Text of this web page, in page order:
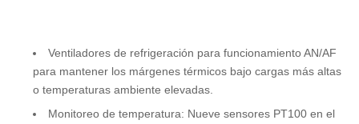
Ventiladores de refrigeración para funcionamiento AN/AF
para mantener los márgenes térmicos bajo cargas más altas
o temperaturas ambiente elevadas.
Monitoreo de temperatura: Nueve sensores PT100 en el